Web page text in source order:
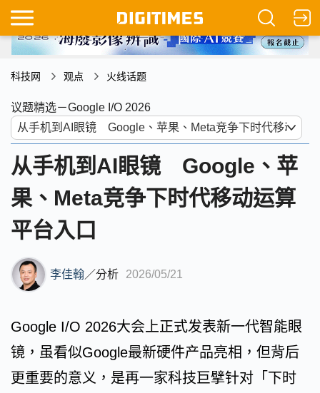
科技网 观点 火线话题
议题精选－Google I/O 2026
从手机到AI眼镜 Google、苹
果、Meta竞争下时代移动运算
平台入口
李佳翰／分析 2026/05/21
Google I/O 2026大会上正式发表新一代智能眼
镜，虽看似Google最新硬件产品亮相，但背后
更重要的意义，是再一家科技巨擘针对「下时